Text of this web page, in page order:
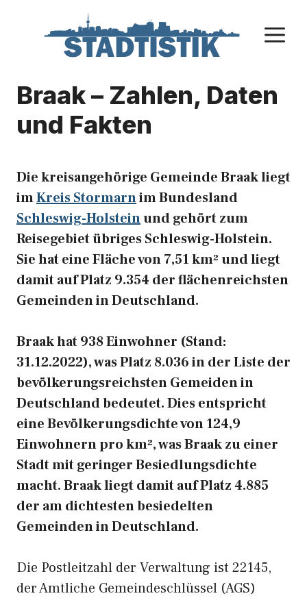
Braak – Zahlen, Daten
und Fakten
Die kreisangehörige Gemeinde Braak liegt
imKreis Stormarnim Bundesland
Schleswig-Holsteinund gehört zum
Reisegebiet übriges Schleswig-Holstein.
Sie hat eine Fläche von 7,51 km² und liegt
damit auf Platz 9.354 der flächenreichsten
Gemeinden in Deutschland.
Braak hat 938 Einwohner (Stand:
31.12.2022), was Platz 8.036 in der Liste der
bevölkerungsreichsten Gemeiden in
Deutschland bedeutet. Dies entspricht
eine Bevölkerungsdichte von 124,9
Einwohnern pro km², was Braak zu einer
Stadt mit geringer Besiedlungsdichte
macht. Braak liegt damit auf Platz 4.885
der am dichtesten besiedelten
Gemeinden in Deutschland.
Die Postleitzahl der Verwaltung ist 22145,
der Amtliche Gemeindeschlüssel (AGS)